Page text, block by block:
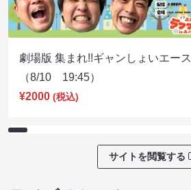
劇場版 集まれ!!ギャンしょいエース
（8/10 19:45）
¥2000 (税込)
サイトを閲覧する